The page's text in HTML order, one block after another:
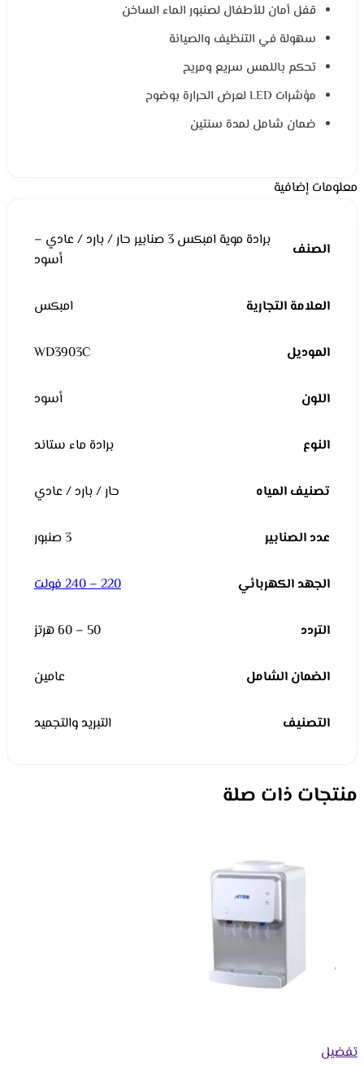
قفل أمان للأطفال لصنبور الماء الساخن
سهولة في التنظيف والصيانة
تحكم باللمس سريع ومريح
مؤشرات LED لعرض الحرارة بوضوح
ضمان شامل لمدة سنتين
معلومات إضافية
الصنف
برادة موية امبكس 3 صنابير حار / بارد / عادي –
أسود
العلامة التجارية امبكس
الموديل WD3903C
اللون أسود
النوع برادة ماء ستاند
تصنيف المياه حار / بارد / عادي
عدد الصنابير 3 صنبور
الجهد الكهربائي 220 – 240 فولت
التردد 50 – 60 هرتز
الضمان الشامل عامين
التصنيف التبريد والتجميد
منتجات ذات صلة
تفضيل